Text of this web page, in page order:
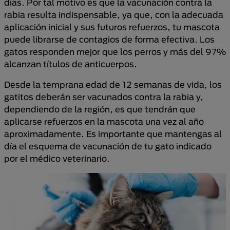
días. Por tal motivo es que la vacunación contra la
rabia resulta indispensable, ya que, con la adecuada
aplicación inicial y sus futuros refuerzos, tu mascota
puede librarse de contagios de forma efectiva. Los
gatos responden mejor que los perros y más del 97%
alcanzan títulos de anticuerpos.
Desde la temprana edad de 12 semanas de vida, los
gatitos deberán ser vacunados contra la rabia y,
dependiendo de la región, es que tendrán que
aplicarse refuerzos en la mascota una vez al año
aproximadamente. Es importante que mantengas al
día el esquema de vacunación de tu gato indicado
por el médico veterinario.